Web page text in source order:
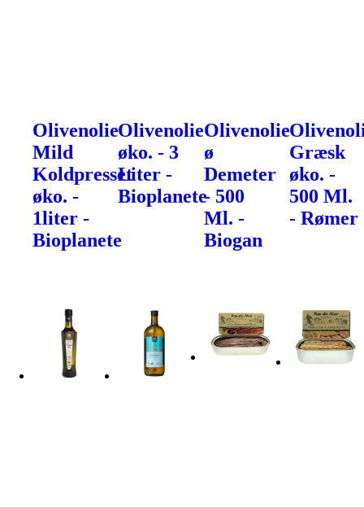
Olivenolie
Mild
Koldpresset
øko. -
1liter -
Bioplanete
Olivenolie
øko. - 3
Liter -
Bioplanete
Olivenolie
ø
Demeter
- 500
Ml. -
Biogan
Græsk
øko. -
500 Ml.
- Rømer